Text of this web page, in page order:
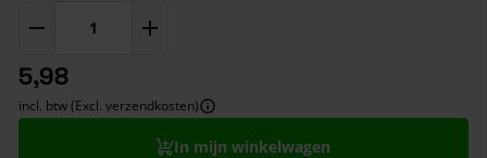
5,98
incl. btw (Excl. verzendkosten)
In mijn winkelwagen